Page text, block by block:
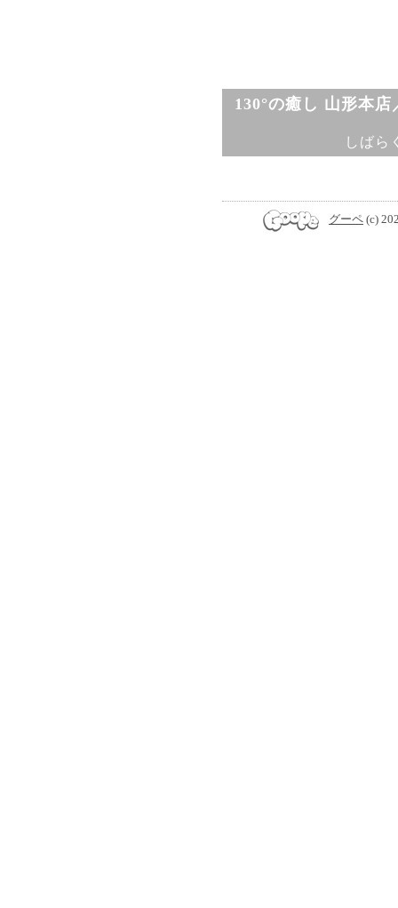
130°の癒し 山形本
しばら
グーペ (c)